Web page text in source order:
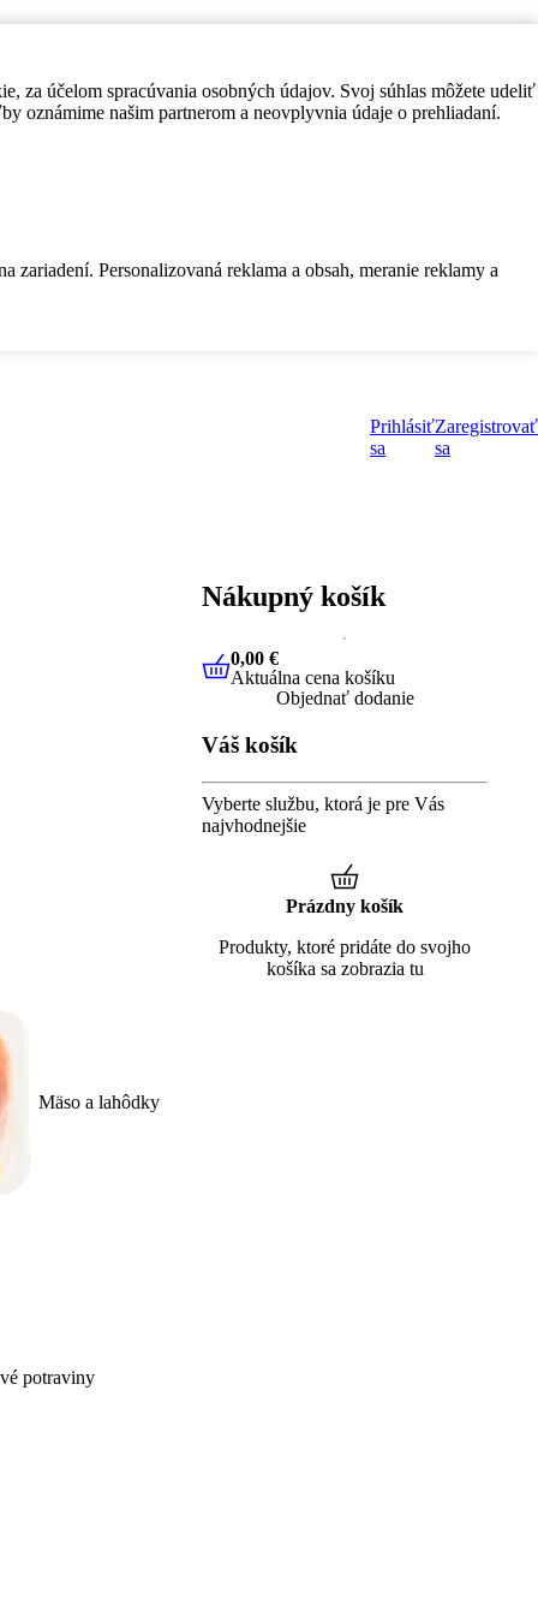
za účelom spracúvania osobných údajov. Svoj súhlas môžete udeliť
oznámime našim partnerom a neovplyvnia údaje o prehliadaní.
Personalizovaná reklama a obsah, meranie reklamy a
Prihlásiť
sa
Zaregistrovať
sa
Mäso a lahôdky
potraviny
Nákupný košík
0,00 €Aktuálna cena košíku
0,00 €
Aktuálna cena košíku
Objednať dodanie
Váš košík
Vyberte službu, ktorá je pre Vás
najvhodnejšie
Prázdny košík
Produkty, ktoré pridáte do svojho
košíka sa zobrazia tu